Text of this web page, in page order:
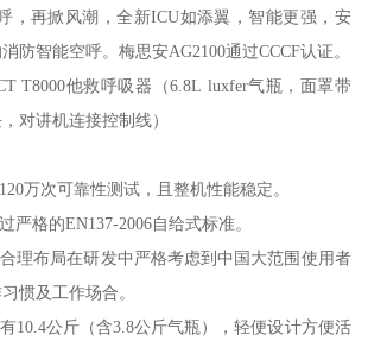
，再掀风潮，全新ICU如添翼，智能更强，安
防智能空呼。梅思安AG2100通过CCCF认证。
T8000他救呼吸器（6.8L luxfer气瓶，面罩带
对讲机连接控制线）
万次可靠性测试，且整机性能稳定。
严格的EN137-2006自给式标准。
理布局在研发中严格考虑到中国大范围使用者
惯及工作场合。
10.4公斤（含3.8公斤气瓶），轻便设计方便活